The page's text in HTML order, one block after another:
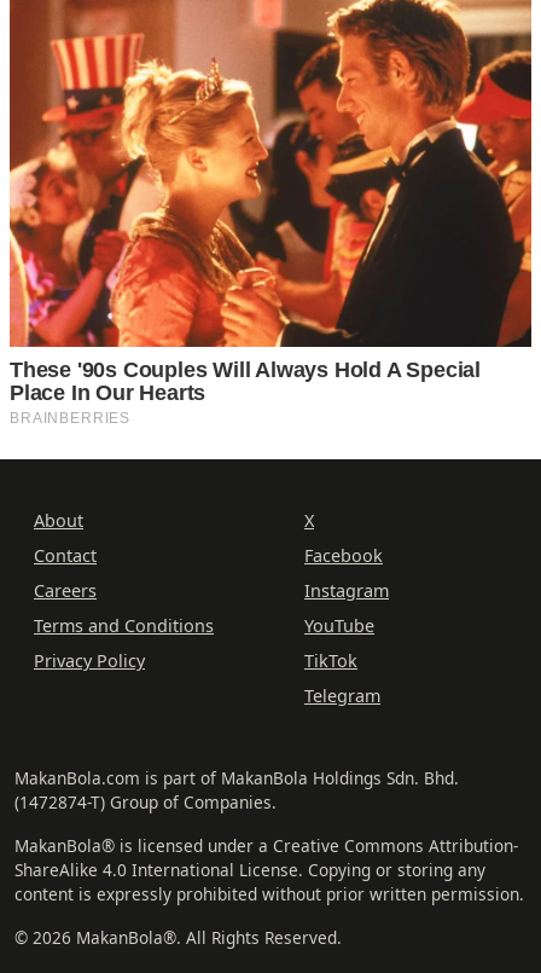
About
Contact
Careers
Terms and Conditions
Privacy Policy
X
Facebook
Instagram
YouTube
TikTok
Telegram
MakanBola.com is part of MakanBola Holdings Sdn. Bhd.
(1472874-T) Group of Companies.
MakanBola® is licensed under a Creative Commons Attribution-
ShareAlike 4.0 International License. Copying or storing any
content is expressly prohibited without prior written permission.
© 2026 MakanBola®. All Rights Reserved.